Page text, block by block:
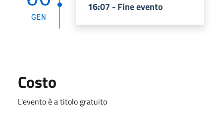
GEN
16:07 - Fine evento
Costo
L'evento è a titolo gratuito